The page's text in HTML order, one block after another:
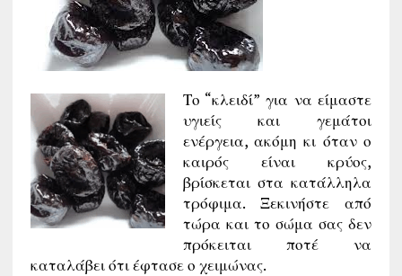
Το “κλειδί” για να είμαστε
υγιείς και γεμάτοι
ενέργεια, ακόμη κι όταν ο
καιρός είναι κρύος,
βρίσκεται στα κατάλληλα
τρόφιμα. Ξεκινήστε από
τώρα και το σώμα σας δεν
πρόκειται ποτέ να
καταλάβει ότι έφτασε ο χειμώνας.